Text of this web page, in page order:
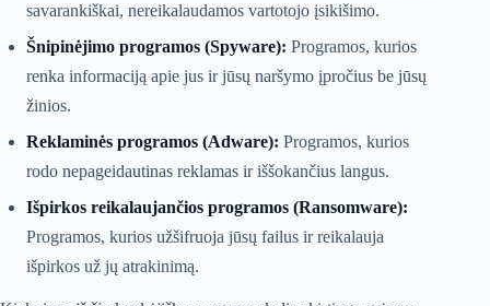
savarankiškai, nereikalaudamos vartotojo įsikišimo.
Šnipinėjimo programos (Spyware): Programos, kurios
renka informaciją apie jus ir jūsų naršymo įpročius be jūsų
žinios.
Reklaminės programos (Adware): Programos, kurios
rodo nepageidautinas reklamas ir iššokančius langus.
Išpirkos reikalaujančios programos (Ransomware):
Programos, kurios užšifruoja jūsų failus ir reikalauja
išpirkos už jų atrakinimą.